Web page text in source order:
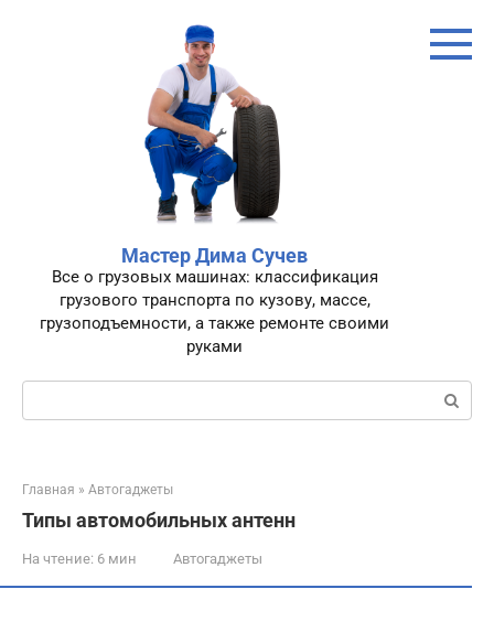
Мастер Дима Сучев
Все о грузовых машинах: классификация
грузового транспорта по кузову, массе,
грузоподъемности, а также ремонте своими
руками
Поиск:
Главная » Автогаджеты
Типы автомобильных антенн
На чтение: 6 мин Автогаджеты